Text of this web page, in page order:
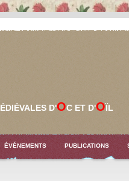
ÉDIÉVALES D'OC ET D'OÏL
ÉVÉNEMENTS PUBLICATIONS